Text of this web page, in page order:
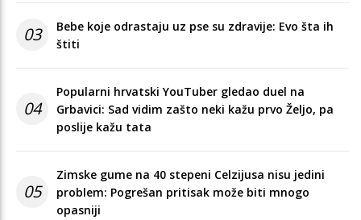
03
Bebe koje odrastaju uz pse su zdravije: Evo šta ih
štiti
04
Popularni hrvatski YouTuber gledao duel na
Grbavici: Sad vidim zašto neki kažu prvo Željo, pa
poslije kažu tata
05
Zimske gume na 40 stepeni Celzijusa nisu jedini
problem: Pogrešan pritisak može biti mnogo
opasniji